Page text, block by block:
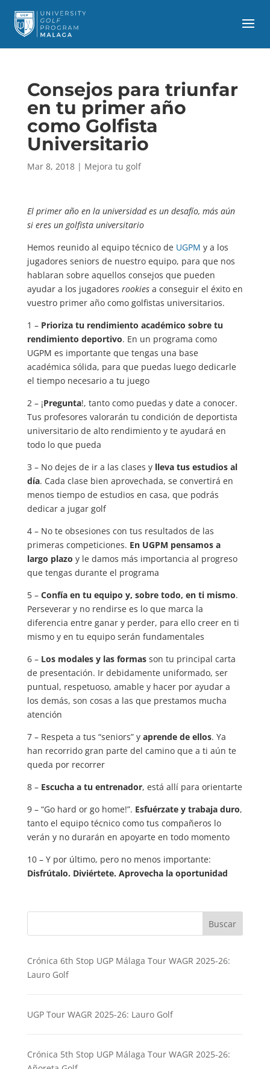
Consejos para triunfar
en tu primer año
como Golfista
Universitario
Mar 8, 2018| Mejora tu golf
El primer año en la universidad es un desafío, más aún
si eres un golfista universitario
Hemos reunido al equipo técnico de UGPM y a los
jugadores seniors de nuestro equipo, para que nos
hablaran sobre aquellos consejos que pueden
ayudar a los jugadores rookiesa conseguir el éxito en
vuestro primer año como golfistas universitarios.
1 – Prioriza tu rendimiento académico sobre tu
rendimiento deportivo. En un programa como
UGPM es importante que tengas una base
académica sólida, para que puedas luego dedicarle
el tiempo necesario a tu juego
2 – ¡Pregunta!, tanto como puedas y date a conocer.
Tus profesores valorarán tu condición de deportista
universitario de alto rendimiento y te ayudará en
todo lo que pueda
3 – No dejes de ir a las clases ylleva tus estudios al
día. Cada clase bien aprovechada, se convertirá en
menos tiempo de estudios en casa, que podrás
dedicar a jugar golf
4 – No te obsesiones con tus resultados de las
primeras competiciones. En UGPM pensamos a
largo plazo y le damos más importancia al progreso
que tengas durante el programa
5 – Confía en tu equipo y, sobre todo, en ti mismo.
Perseverar y no rendirse es lo que marca la
diferencia entre ganar y perder, para ello creer en ti
mismo y en tu equipo serán fundamentales
6 – Los modales y las formasson tu principal carta
de presentación. Ir debidamente uniformado, ser
puntual, respetuoso, amable y hacer por ayudar a
los demás, son cosas a las que prestamos mucha
atención
7 – Respeta a tus “seniors” y aprende de ellos. Ya
han recorrido gran parte del camino que a ti aún te
queda por recorrer
8 – Escucha a tu entrenador, está allí para orientarte
9 – “Go hard or go home!”. Esfuérzate y trabaja duro,
tanto el equipo técnico como tus compañeros lo
verán y no durarán en apoyarte en todo momento
10 – Y por último, pero no menos importante:
Disfrútalo. Diviértete. Aprovecha la oportunidad
Buscar
Crónica 6th Stop UGP Málaga Tour WAGR 2025-26:
Lauro Golf
UGP Tour WAGR 2025-26: Lauro Golf
Crónica 5th Stop UGP Málaga Tour WAGR 2025-26: